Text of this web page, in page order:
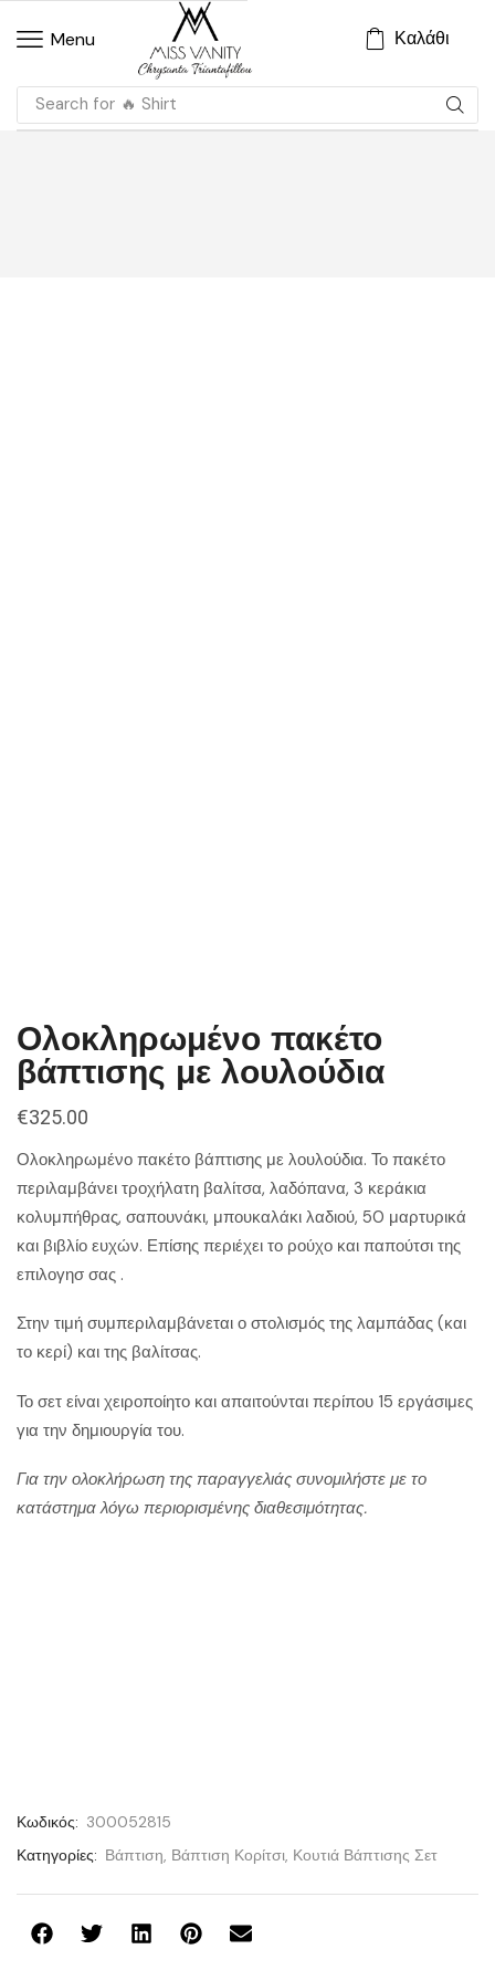
Menu Καλάθι
Search for 🔥 Shirt
Ολοκληρωμένο πακέτο
βάπτισης με λουλούδια
€325.00
Ολοκληρωμένο πακέτο βάπτισης με λουλούδια. Το πακέτο
περιλαμβάνει τροχήλατη βαλίτσα, λαδόπανα, 3 κεράκια
κολυμπήθρας, σαπουνάκι, μπουκαλάκι λαδιού, 50 μαρτυρικά
και βιβλίο ευχών. Επίσης περιέχει το ρούχο και παπούτσι της
επιλογησ σας .
Στην τιμή συμπεριλαμβάνεται ο στολισμός της λαμπάδας (και
το κερί) και της βαλίτσας.
Το σετ είναι χειροποίητο και απαιτούνται περίπου 15 εργάσιμες
για την δημιουργία του.
Για την ολοκλήρωση της παραγγελιάς συνομιλήστε με το
κατάστημα λόγω περιορισμένης διαθεσιμότητας.
Κωδικός: 300052815
Κατηγορίες: Βάπτιση, Βάπτιση Κορίτσι, Κουτιά Βάπτισης Σετ